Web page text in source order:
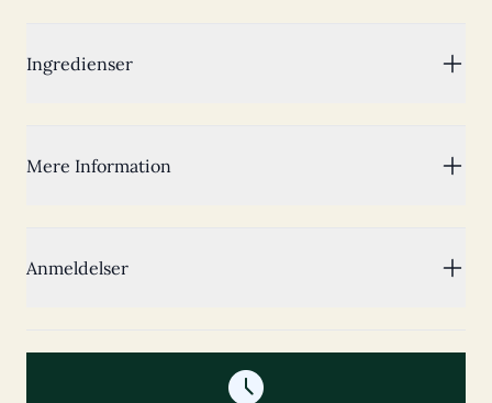
Ingredienser
Mere Information
Anmeldelser